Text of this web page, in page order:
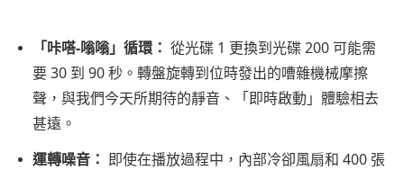
「咔嗒-嗡嗡」循環： 從光碟 1 更換到光碟 200 可能需
要 30 到 90 秒。轉盤旋轉到位時發出的嘈雜機械摩擦
聲，與我們今天所期待的靜音、「即時啟動」體驗相去
甚遠。
運轉噪音： 即使在播放過程中，內部冷卻風扇和 400 張